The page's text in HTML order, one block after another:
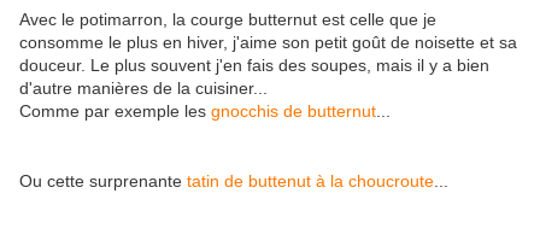
Avec le potimarron, la courge butternut est celle que je
consomme le plus en hiver, j'aime son petit goût de noisette et sa
douceur. Le plus souvent j'en fais des soupes, mais il y a bien
d'autre manières de la cuisiner...
Comme par exemple les gnocchis de butternut
Ou cette surprenante tatin de buttenut à la choucroute